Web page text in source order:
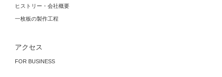
ヒストリー・会社概要
一枚板の製作工程
アクセス
FOR BUSINESS